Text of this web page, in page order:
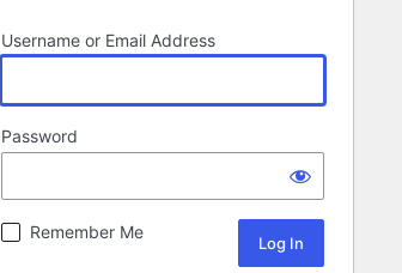
Username or Email Address
Password
Remember Me